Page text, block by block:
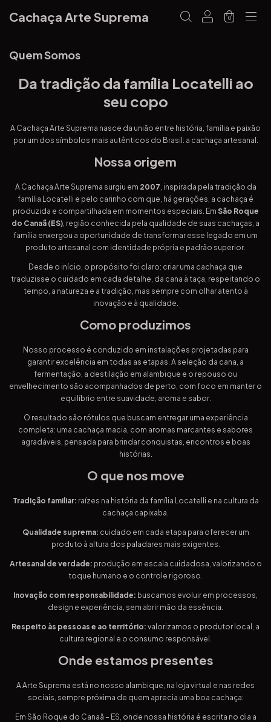
Cachaça Arte Suprema 0
Quem Somos
Da tradição da família Locatelli ao
seu copo
A Cachaça Arte Suprema nasce da união entre história, família e paixão
por um dos símbolos mais autênticos do Brasil: a cachaça artesanal.
Nossa origem
A Cachaça Arte Suprema surgiu em 2007 , inspirada pela tradição da
família Locatelli e pelo carinho com que, há gerações, a cachaça é
produzida e compartilhada em momentos especiais. Em São Roque
do Canaã (ES) , região conhecida pela qualidade de suas cachaças, a
família enxergou a oportunidade de transformar esse legado em um
produto artesanal com identidade própria e padrão superior.
Desde o início, o propósito foi claro: criar uma cachaça que
traduzisse o cuidado em cada detalhe, da cana à taça, respeitando o
tempo, a natureza e a tradição, mas sempre com olhar atento à
inovação e à qualidade.
Como produzimos
Nosso processo é conduzido em instalações projetadas para
garantir excelência em todas as etapas. A seleção da cana, a
fermentação, a destilação em alambique e o repouso ou
envelhecimento são acompanhados de perto, com foco em manter o
equilíbrio entre suavidade, aroma e sabor.
O resultado são rótulos que buscam entregar uma experiência
completa: uma cachaça macia, com aromas marcantes e sabores
agradáveis, pensada para brindar conquistas, encontros e boas
histórias.
O que nos move
Tradição familiar: raízes na história da família Locatelli e na cultura da
cachaça capixaba.
Qualidade suprema: cuidado em cada etapa para oferecer um
produto à altura dos paladares mais exigentes.
Artesanal de verdade: produção em escala cuidadosa, valorizando o
toque humano e o controle rigoroso.
Inovação com responsabilidade: buscamos evoluir em processos,
design e experiência, sem abrir mão da essência.
Respeito às pessoas e ao território: valorizamos o produtor local, a
cultura regional e o consumo responsável.
Onde estamos presentes
A Arte Suprema está no nosso alambique, na loja virtual e nas redes
sociais, sempre próxima de quem aprecia uma boa cachaça:
Em São Roque do Canaã – ES, onde nossa história é escrita no dia a